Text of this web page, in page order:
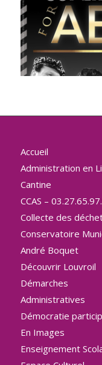
Accueil
Administration en
Cantine
CCAS –
Collecte des
Conservatoire
André Boquet
Découvrir Louvroil
Démarches
Administratives
Démocratie
En Images
Enseignement